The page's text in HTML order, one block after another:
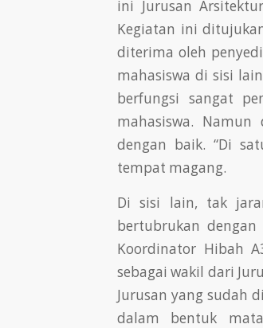
ini Jurusan
Kegiatan ini
diterima oleh
mahasiswa di sisi
berfungsi sangat
mahasiswa.
dengan baik. “Di
tempat magang.
Di sisi lain, tak
bertubrukan
Koordinator Hibah
sebagai wakil dari
Jurusan yang sudah
dalam bentuk